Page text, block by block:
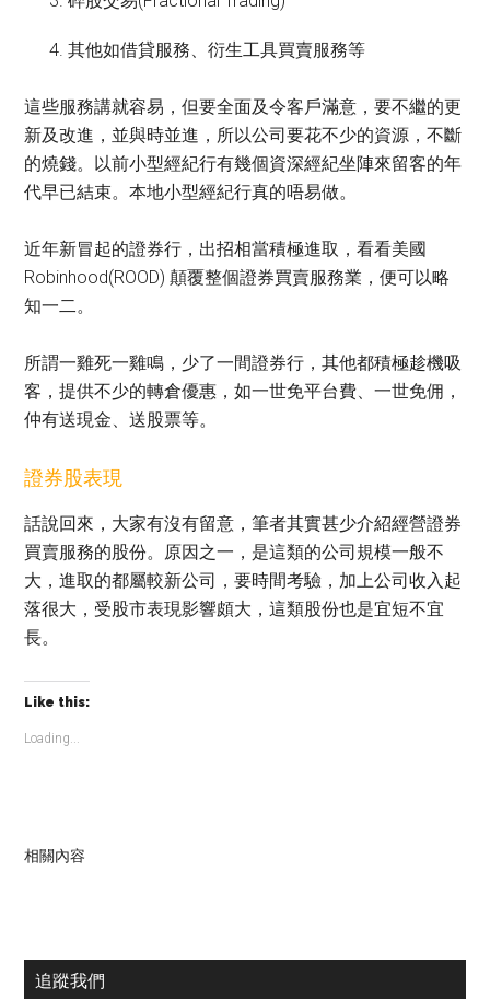
其他如借貸服務、衍生工具買賣服務等
這些服務講就容易，但要全面及令客戶滿意，要不繼的更
新及改進，並與時並進，所以公司要花不少的資源，不斷
的燒錢。以前小型經紀行有幾個資深經紀坐陣來留客的年
代早已結束。本地小型經紀行真的唔易做。
近年新冒起的證券行，出招相當積極進取，看看美國
Robinhood(ROOD) 顛覆整個證券買賣服務業，便可以略
知一二。
所謂一雞死一雞鳴，少了一間證券行，其他都積極趁機吸
客，提供不少的轉倉優惠，如一世免平台費、一世免佣，
仲有送現金、送股票等。
證券股表現
話說回來，大家有沒有留意，筆者其實甚少介紹經營證券
買賣服務的股份。原因之一，是這類的公司規模一般不
大，進取的都屬較新公司，要時間考驗，加上公司收入起
落很大，受股市表現影響頗大，這類股份也是宜短不宜
長。
Like this:
Loading...
相關內容
Primary
追蹤我們